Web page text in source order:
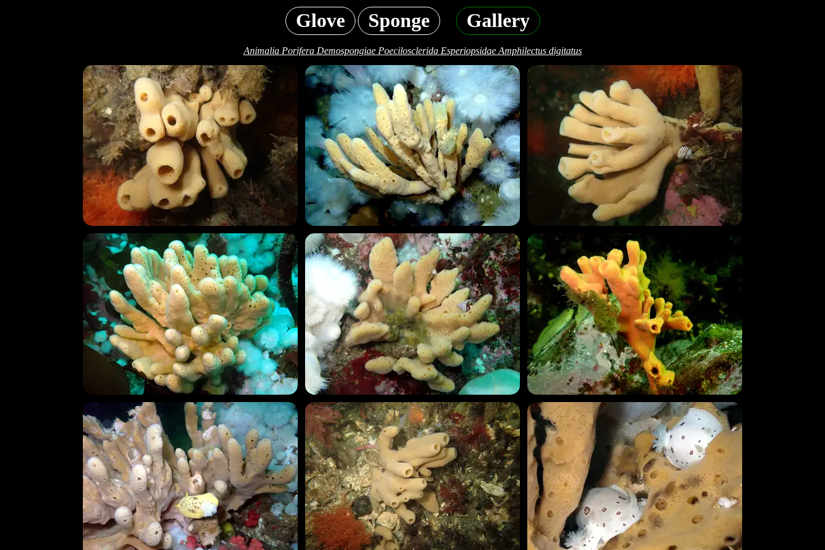
Glove Sponge Gallery
Animalia Porifera Demospongiae Poecilosclerida Esperiopsidae Amphilectus digitatus